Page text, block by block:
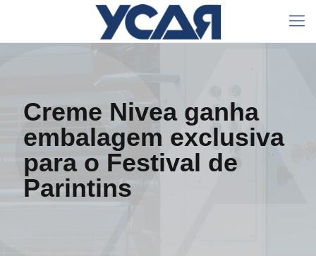
Creme Nivea ganha
embalagem exclusiva
para o Festival de
Parintins